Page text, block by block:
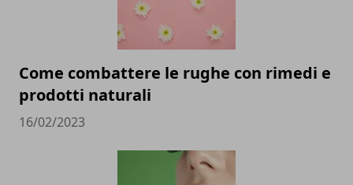
Come combattere le rughe con rimedi e
prodotti naturali
16/02/2023